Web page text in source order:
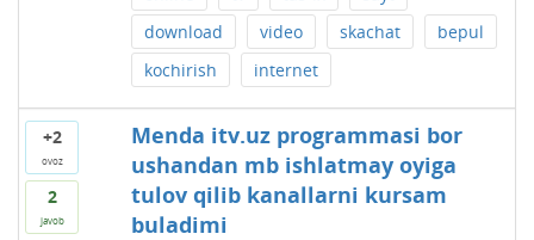
download
video skachat
bepul
kochirish
internet
+2
ovoz
2
javob
Menda itv.uz programmasi bor
ushandan mb ishlatmay oyiga
tulov qilib kanallarni kursam
buladimi